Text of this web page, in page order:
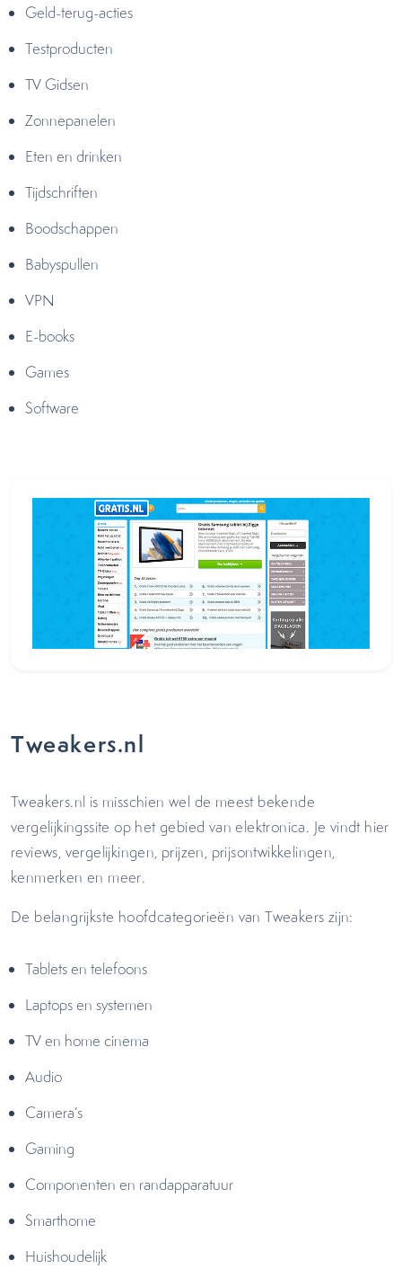
Geld-terug-acties
Testproducten
TV Gidsen
Zonnepanelen
Eten en drinken
Tijdschriften
Boodschappen
Babyspullen
VPN
E-books
Games
Software
Tweakers.nl
Tweakers.nl is misschien wel de meest bekende
vergelijkingssite op het gebied van elektronica. Je vindt hier
reviews, vergelijkingen, prijzen, prijsontwikkelingen,
kenmerken en meer.
De belangrijkste hoofdcategorieën van Tweakers zijn:
Tablets en telefoons
Laptops en systemen
TV en home cinema
Audio
Camera’s
Gaming
Componenten en randapparatuur
Smarthome
Huishoudelijk